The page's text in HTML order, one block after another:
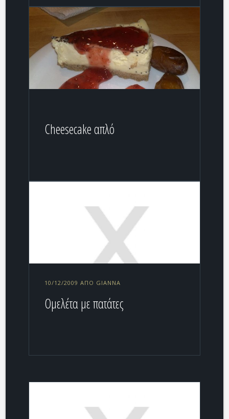
Cheesecake απλό
10/12/2009 ΑΠΌ GIANNA
Ομελέτα με πατάτες